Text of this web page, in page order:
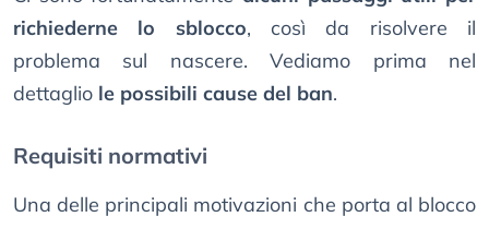
richiederne lo sblocco, così da risolvere il
problema sul nascere. Vediamo prima nel
dettaglio le possibili cause del ban.
Requisiti normativi
Una delle principali motivazioni che porta al blocco